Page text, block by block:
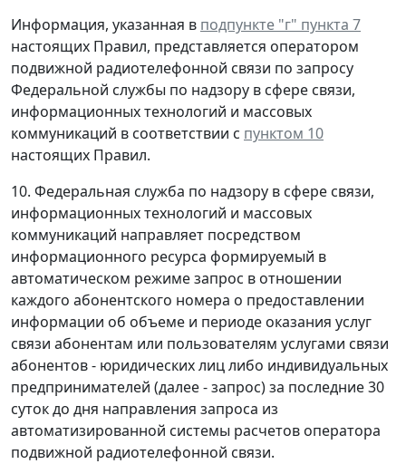
Информация, указанная в подпункте "г" пункта 7
настоящих Правил, представляется оператором
подвижной радиотелефонной связи по запросу
Федеральной службы по надзору в сфере связи,
информационных технологий и массовых
коммуникаций в соответствии с пунктом 10
настоящих Правил.
10. Федеральная служба по надзору в сфере связи,
информационных технологий и массовых
коммуникаций направляет посредством
информационного ресурса формируемый в
автоматическом режиме запрос в отношении
каждого абонентского номера о предоставлении
информации об объеме и периоде оказания услуг
связи абонентам или пользователям услугами связи
абонентов - юридических лиц либо индивидуальных
предпринимателей (далее - запрос) за последние 30
суток до дня направления запроса из
автоматизированной системы расчетов оператора
подвижной радиотелефонной связи.